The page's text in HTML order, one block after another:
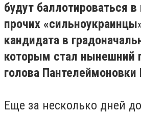
будут баллотироваться
прочих
кандидата в
которым стал нынешний
голова Пантелеймоновки
Еще за несколько дней